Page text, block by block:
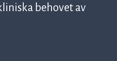
behovet av